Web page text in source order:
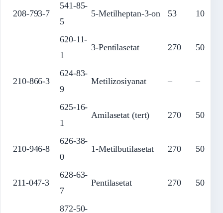
208-793-7
541-85-
5
5-Metilheptan-3-on 53 10
620-11-
1
3-Pentilasetat 270 50
210-866-3
624-83-
9
Metilizosiyanat – –
625-16-
1
Amilasetat (tert) 270 50
210-946-8
626-38-
0
1-Metilbutilasetat 270 50
211-047-3
628-63-
7
Pentilasetat 270 50
872-50-